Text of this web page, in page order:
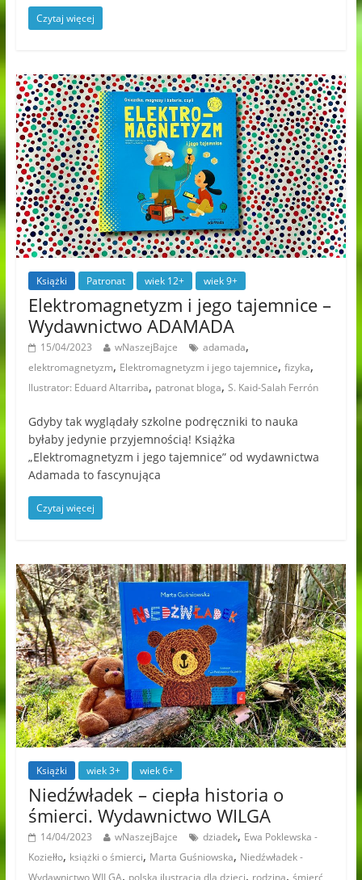
Czytaj więcej
Książki Patronat wiek 12+ wiek 9+
Elektromagnetyzm i jego tajemnice –
Wydawnictwo ADAMADA
15/04/2023 wNaszejBajce adamada,
elektromagnetyzm, Elektromagnetyzm i jego tajemnice, fizyka,
Ilustrator: Eduard Altarriba, patronat bloga, S. Kaid-Salah Ferrón
Gdyby tak wyglądały szkolne podręczniki to nauka
byłaby jedynie przyjemnością! Książka
„Elektromagnetyzm i jego tajemnice” od wydawnictwa
Adamada to fascynująca
Czytaj więcej
Książki wiek 3+ wiek 6+
Niedźwładek – ciepła historia o
śmierci. Wydawnictwo WILGA
14/04/2023 wNaszejBajce dziadek, Ewa Poklewska -
Koziełło, książki o śmierci, Marta Guśniowska, Niedźwładek -
, , ,